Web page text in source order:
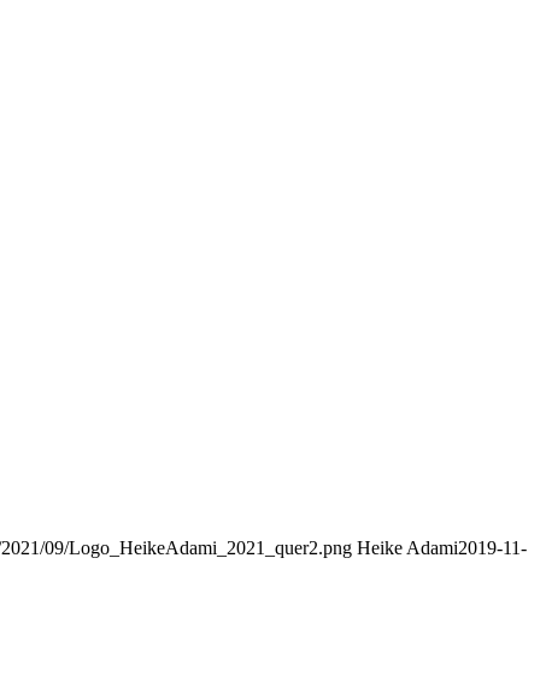
09/Logo_HeikeAdami_2021_quer2.png Heike Adami2019-11-